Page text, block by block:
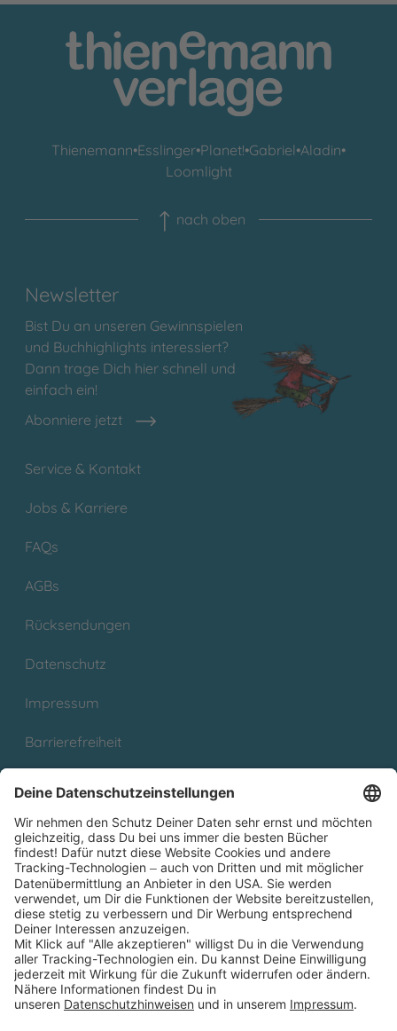
Thienemann•Esslinger•Planet!•Gabriel•Aladin•
Loomlight
nach oben
Newsletter
Bist Du an unseren Gewinnspielen
und Buchhighlights interessiert?
Dann trage Dich hier schnell und
einfach ein!
Abonniere jetzt
Service & Kontakt
Jobs & Karriere
FAQs
AGBs
Rücksendungen
Datenschutz
Impressum
Barrierefreiheit
Partnerprogramm (Affiliate)
Folge uns auf
* Versandkostenfrei ab 9,00 € Bestellwert innerhalb
Deutschlands
** Lieferzeit 1-3 Werktage innerhalb Deutschlands